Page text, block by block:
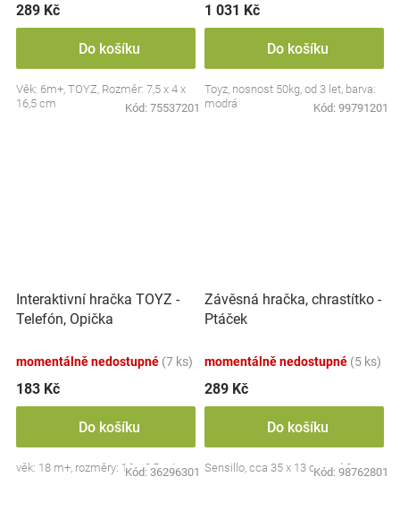
289 Kč
Do košíku
Věk: 6m+, TOYZ, Rozměr: 7,5 x 4 x
16,5 cm
Kód: 75537201
1 031 Kč
Do košíku
Toyz, nosnost 50kg, od 3 let, barva:
modrá
Kód: 99791201
Interaktivní hračka TOYZ -
Telefón, Opička
momentálně nedostupné (7 ks)
183 Kč
Do košíku
věk: 18 m+, rozměry: 16 x 9,5 x 4 cm
Kód: 36296301
Závěsná hračka, chrastítko -
Ptáček
momentálně nedostupné (5 ks)
289 Kč
Do košíku
Sensillo, cca 35 x 13 cm, od 0m+
Kód: 98762801